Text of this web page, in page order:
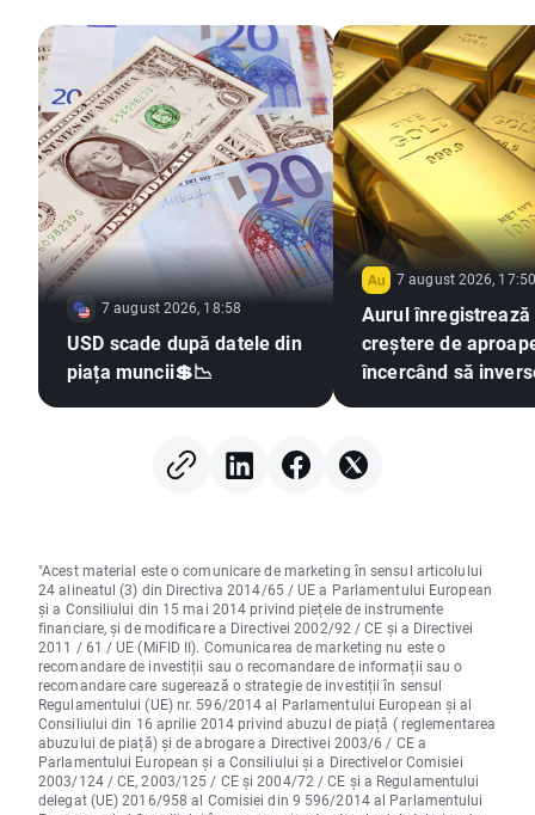
7 august 2026, 18:58
USD scade după datele din
piața muncii💲📉
7 august 2026, 17:50
Aurul înregistrează
creștere de
încercând să
"Acest material este o comunicare de marketing în sensul articolului
24 alineatul (3) din Directiva 2014/65 / UE a Parlamentului European
și a Consiliului din 15 mai 2014 privind piețele de instrumente
financiare, și de modificare a Directivei 2002/92 / CE și a Directivei
2011 / 61 / UE (MiFID II). Comunicarea de marketing nu este o
recomandare de investiții sau o recomandare de informații sau o
recomandare care sugerează o strategie de investiții în sensul
Regulamentului (UE) nr. 596/2014 al Parlamentului European și al
Consiliului din 16 aprilie 2014 privind abuzul de piață ( reglementarea
abuzului de piață) și de abrogare a Directivei 2003/6 / CE a
Parlamentului European și a Consiliului și a Directivelor Comisiei
2003/124 / CE, 2003/125 / CE și 2004/72 / CE și a Regulamentului
delegat (UE) 2016/958 al Comisiei din 9 596/2014 al Parlamentului